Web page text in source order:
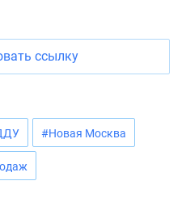
ссылку
#Новая Москва